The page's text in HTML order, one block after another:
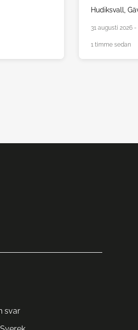
Hudiksvall,
31 augusti 2026
1 timme sedan
svar